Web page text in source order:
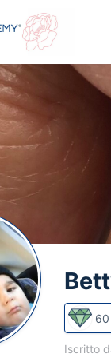
60
Iscritto